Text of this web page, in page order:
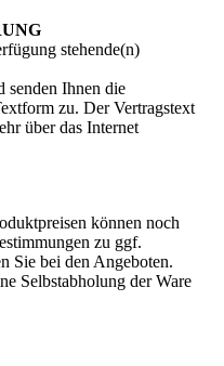
stehende(n)
senden Ihnen die
zu. Der Vertragstext
über das Internet
können noch
zu ggf.
Sie bei den Angeboten.
Selbstabholung der Ware